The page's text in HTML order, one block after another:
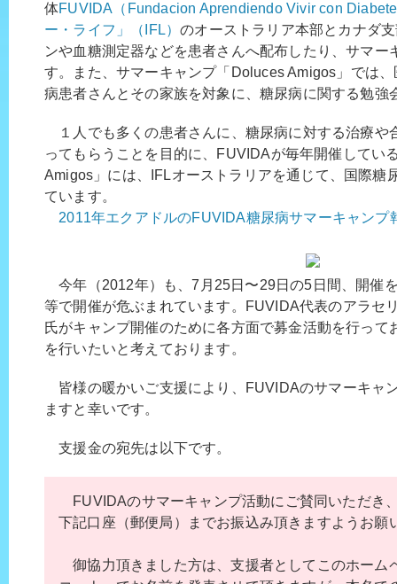
体FUVIDA（Fundacion Aprendiendo Vivir con
ー・ライフ」（IFL）のオーストラリア本部とカナダ
ンや血糖測定器などを患者さんへ配布したり、サマー
す。また、サマーキャンプ「Doluces Amigos」では
病患者さんとその家族を対象に、糖尿病に関する勉強
１人でも多くの患者さんに、糖尿病に対する治療や
ってもらうことを目的に、FUVIDAが毎年開催してい
Amigos」には、IFLオーストラリアを通じて、国際糖
ています。
2011年エクアドルのFUVIDA糖尿病サマーキャン
今年（2012年）も、7月25日〜29日の5日間、開催
等で開催が危ぶまれています。FUVIDA代表のアラセ
氏がキャンプ開催のために各方面で募金活動を行って
を行いたいと考えております。
皆様の暖かいご支援により、FUVIDAのサマーキャ
ますと幸いです。
支援金の宛先は以下です。
FUVIDAのサマーキャンプ活動にご賛同いただき
下記口座（郵便局）までお振込み頂きますようお願
御協力頂きました方は、支援者としてこのホーム